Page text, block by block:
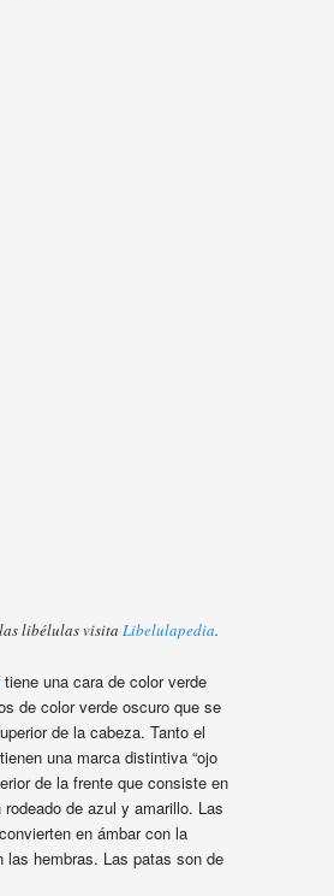
libélulas visita Libelulapedia.
tiene una cara de color verde
de color verde oscuro que se
de la cabeza. Tanto el
una marca distintiva “ojo
de la frente que consiste en
de azul y amarillo. Las
en ámbar con la
las hembras. Las patas son de